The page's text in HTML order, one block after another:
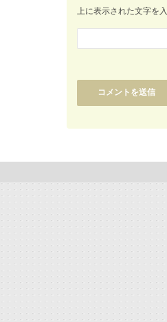
上に表示された文字を